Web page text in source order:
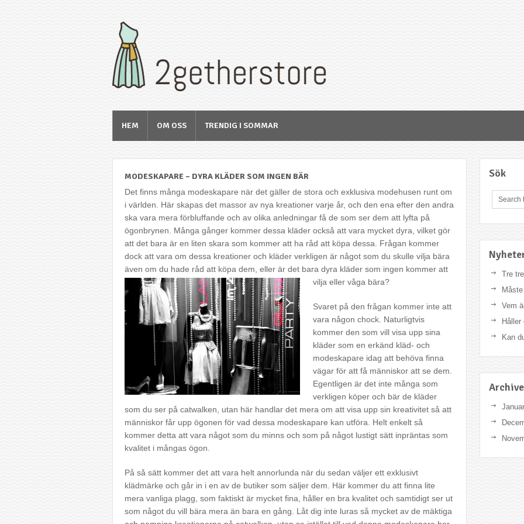
HEM OM OSS TRENDIG I SOMMAR
MODESKAPARE – DYRA KLÄDER SOM INGEN BÄR
Det finns många modeskapare när det gäller de stora och exklusiva modehusen runt om
i världen. Här skapas det massor av nya kreationer varje år, och den ena efter den andra
ska vara mera förbluffande och av olika anledningar få de som ser dem att lyfta på
ögonbrynen. Många gånger kommer dessa kläder också att vara mycket dyra, vilket gör
att det bara är en liten skara som kommer att ha råd att köpa dessa. Frågan kommer
dock att vara om dessa kreationer och kläder verkligen är något som du skulle vilja bära
även om du hade råd att köpa dem, eller är det bara dyra kläder som ingen kommer att
vilja eller våga bära?
Svaret på den frågan kommer inte att
vara någon chock. Naturligtvis
kommer den som vill visa upp sina
kläder som en erkänd kläd- och
modeskapare idag att behöva finna
vägar för att få människor att se dem.
Egentligen är det inte många som
verkligen köper och bär de kläder
som du ser på catwalken, utan här handlar det mera om att visa upp sin kreativitet så att
människor får upp ögonen för vad dessa modeskapare kan utföra. Helt enkelt så
kommer detta att vara något som du minns och som på något lustigt sätt inpräntas som
kvalitet i mångas ögon.
På så sätt kommer det att vara helt annorlunda när du sedan väljer ett exklusivt
klädmärke och går in i en av de butiker som säljer dem. Här kommer du att finna lite
mera vanliga plagg, som faktiskt är mycket fina, håller en bra kvalitet och samtidigt ser ut
som något du vill bära mera än bara en gång. Låt dig inte luras så mycket av de mäktiga
Sök
Tre
Vem
Kan